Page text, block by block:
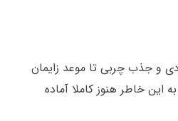
گرم می باشد و همچنان به این رشد صعودی و جذب چربی تا موعد زایمان
به این خاطر هنوز کاملا آماده